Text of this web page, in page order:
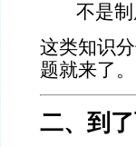
不是制
这类知识
题就来了。
二、到